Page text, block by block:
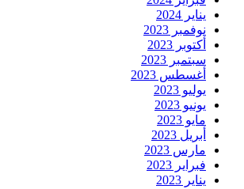
يناير 2024
نوفمبر 2023
أكتوبر 2023
سبتمبر 2023
أغسطس 2023
يوليو 2023
يونيو 2023
مايو 2023
أبريل 2023
مارس 2023
فبراير 2023
يناير 2023